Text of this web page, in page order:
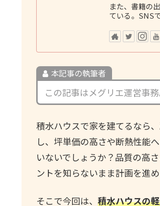
また、書籍の
ている。SNS
本記事の執筆者
この記事はメグリエ運営事
積水ハウスで家を建てるなら
し、坪単価の高さや断熱性能
いないでしょうか？品質の高
ントを知らないまま計画を進
そこで今回は、 積水ハウスの